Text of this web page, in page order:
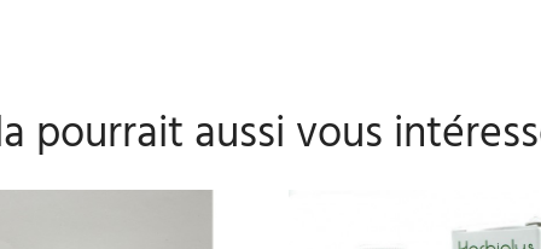
pourrait aussi vous